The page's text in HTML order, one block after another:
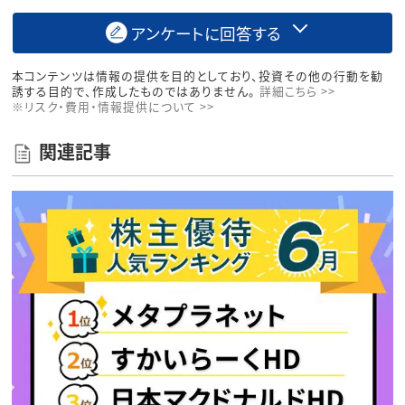
アンケートに回答する
本コンテンツは情報の提供を目的としており、投資その他の行動を勧
誘する目的で、作成したものではありません。 詳細こちら >>
※リスク・費用・情報提供について >>
関連記事